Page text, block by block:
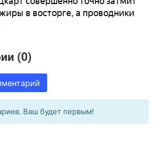
в восторге, а проводники
(0)
Ваш будет первым!